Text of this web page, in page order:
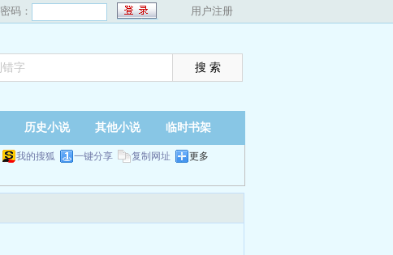
密码： 用户注册
历史小说 其他小说 临时书架
我的搜狐 一键分享 复制网址 更多